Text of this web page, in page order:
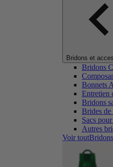
Bridons et
Bridons
Bonnets
Entretien
Bridons
Brides de
Sacs
Autres
Voir